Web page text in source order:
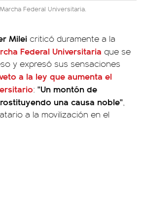
Federal Universitaria.
Milei criticó duramente a la
Federal Universitaria que se
y expresó sus sensaciones
a la ley que aumenta el
: "Un montón de
una causa noble",
a la movilización en el